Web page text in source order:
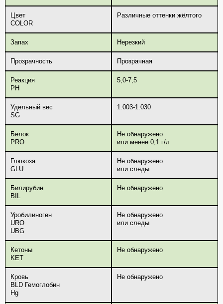
Цвет
COLOR
Различные оттенки жёлтого
Запах Нерезкий
Прозрачность Прозрачная
Реакция
PH
5,0-7,5
Удельный вес
SG
1.003-1.030
Белок
PRO
Не обнаружено
или менее 0,1 г/л
Глюкоза
GLU
Не обнаружено
или следы
Билирубин
BIL
Не обнаружено
Уробилиноген
URO
UBG
Не обнаружено
или следы
Кетоны
KET
Не обнаружено
Кровь
BLD Гемоглобин
Hg
Не обнаружено